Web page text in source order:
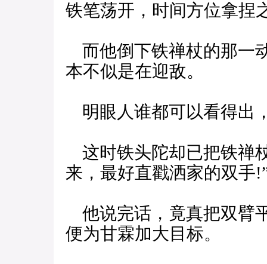
铁笔荡开，时间方位拿捏
而他倒下铁禅杖的那一
本不似是在迎敌。
明眼人谁都可以看得出
这时铁头陀却已把铁禅
来，最好直戳洒家的双手
他说完话，竟真把双臂
便为甘霖加大目标。